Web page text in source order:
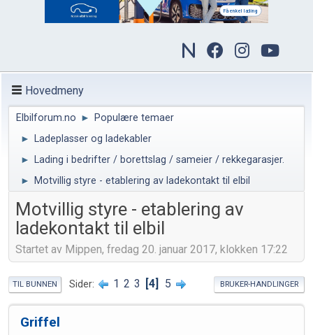
Hovedmeny
Elbilforum.no ►
Populære temaer
►
Ladeplasser og ladekabler
►
Lading i bedrifter / borettslag / sameier / rekkegarasjer.
►
Motvillig styre - etablering av ladekontakt til elbil
Motvillig styre - etablering av
ladekontakt til elbil
Startet av Mippen, fredag 20. januar 2017, klokken 17:22
TIL BUNNEN Sider 1 2 3 4 5 BRUKER-HANDLINGER
Griffel